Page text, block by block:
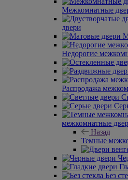
Межкомнатные
двери
Недорогие
Распродажа
межкомнатные
Назад
Темные
Без